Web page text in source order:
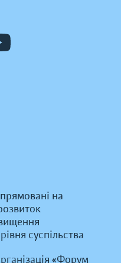
на
суспільства
«Форум